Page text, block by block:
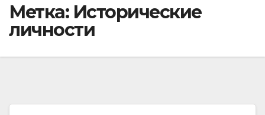
Метка: Исторические
личности